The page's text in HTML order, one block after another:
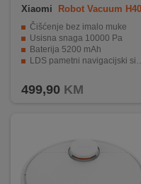
Xiaomi Robot Vacuum H40
Čišćenje bez imalo muke
Usisna snaga 10000 Pa
Baterija 5200 mAh
LDS pametni navigacijski sistem
499,90 KM